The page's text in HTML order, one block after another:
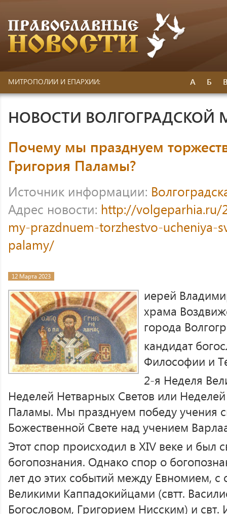
МИТРОПОЛИИ И ЕПАРХИИ: А Б
НОВОСТИ
Почему мы празднуем
Григория Паламы?
Источник информации:
Адрес новости: http://volgeparhia.ru/
my-prazdnuem-torzhestvo-ucheniya-
palamy/
12 Марта 2023
иерей
храма
города
кандидат
Философии и
2-я Неделя
Неделей Нетварных Светов или Неделей
Паламы. Мы празднуем победу учения
Божественной Свете над учением
Этот спор происходил в XIV веке и был
богопознания. Однако спор о
лет до этих событий между Евномием, с
Великими Каппадокийцами (свтт.
Богословом, Григорием Нисским) и свт.